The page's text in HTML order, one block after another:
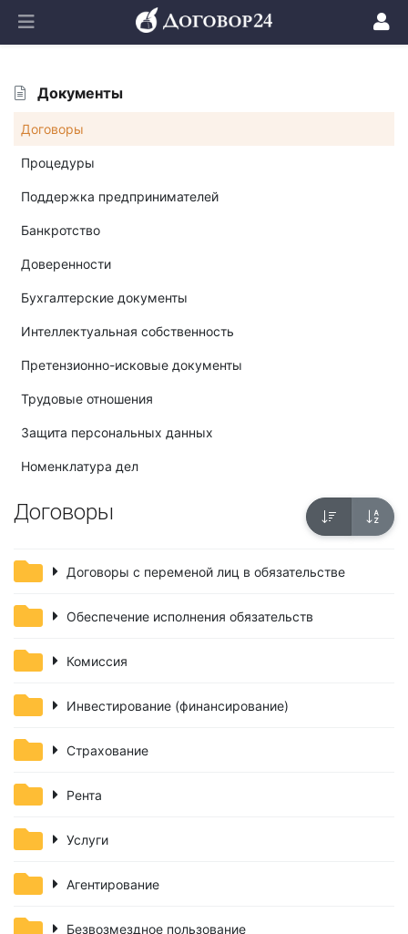
Документы
Договоры
Процедуры
Поддержка предпринимателей
Банкротство
Доверенности
Бухгалтерские документы
Интеллектуальная собственность
Претензионно-исковые документы
Трудовые отношения
Защита персональных данных
Номенклатура дел
Договоры
Договоры с переменой лиц в обязательстве
Обеспечение исполнения обязательств
Комиссия
Инвестирование (финансирование)
Страхование
Рента
Услуги
Агентирование
Безвозмездное пользование